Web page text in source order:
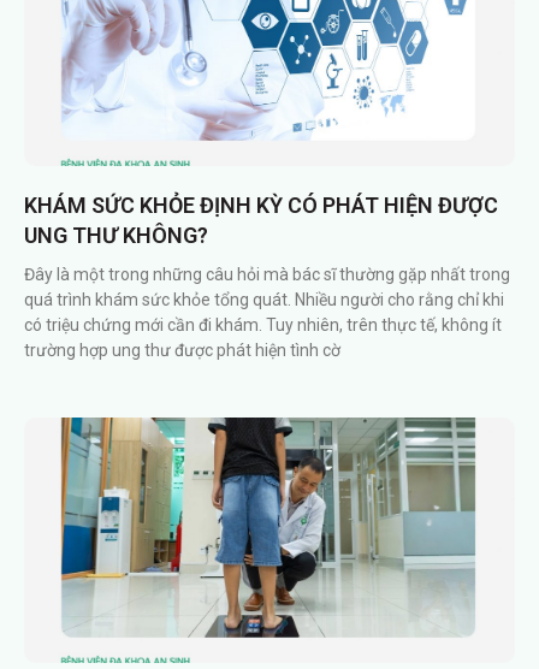
KHÁM SỨC KHỎE ĐỊNH KỲ CÓ PHÁT HIỆN ĐƯỢC
UNG THƯ KHÔNG?
Đây là một trong những câu hỏi mà bác sĩ thường gặp nhất trong
quá trình khám sức khỏe tổng quát. Nhiều người cho rằng chỉ khi
có triệu chứng mới cần đi khám. Tuy nhiên, trên thực tế, không ít
trường hợp ung thư được phát hiện tình cờ